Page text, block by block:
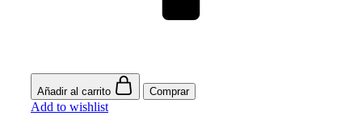
Añadir al carrito Comprar
Add to wishlist